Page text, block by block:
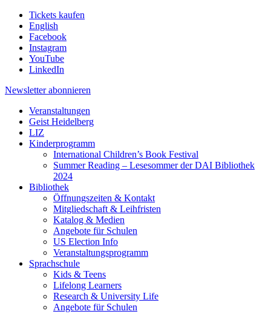
Tickets kaufen
English
Facebook
Instagram
YouTube
LinkedIn
Newsletter abonnieren
Veranstaltungen
Geist Heidelberg
LIZ
Kinderprogramm
International Children’s Book Festival
Summer Reading – Lesesommer der DAI Bibliothek
2024
Bibliothek
Öffnungszeiten & Kontakt
Mitgliedschaft & Leihfristen
Katalog & Medien
Angebote für Schulen
US Election Info
Veranstaltungsprogramm
Sprachschule
Kids & Teens
Lifelong Learners
Research & University Life
Angebote für Schulen